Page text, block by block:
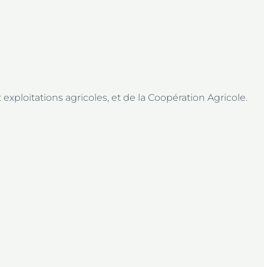
agricoles, et de la Coopération Agricole.